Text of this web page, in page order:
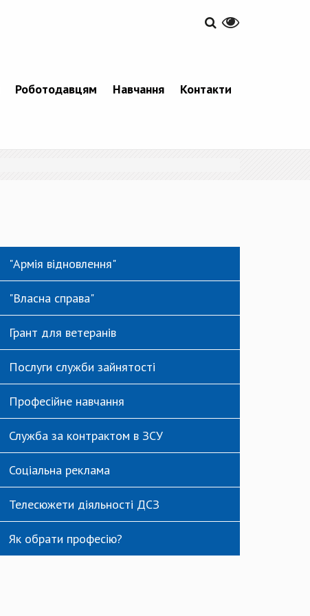
Роботодавцям Навчання Контакти
"Армія відновлення"
"Власна справа"
Грант для ветеранів
Послуги служби зайнятості
Професійне навчання
Служба за контрактом в ЗСУ
Соціальна реклама
Телесюжети діяльності ДСЗ
Як обрати професію?